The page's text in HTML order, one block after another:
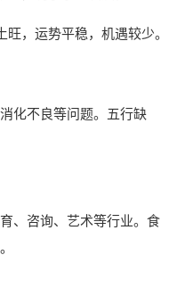
，运势平稳，机遇较少。
化不良等问题。五行缺
、咨询、艺术等行业。食